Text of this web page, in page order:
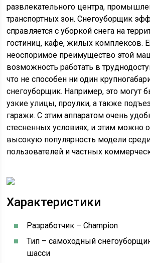
развлекательного центра,
транспортных зон. Снегоуборщик
справляется с уборкой снега на
гостиниц, кафе, жилых комплексов.
неоспоримое преимущество этой
возможность работать в
что не способен ни один
снегоуборщик. Например, это могут
узкие улицы, проулки, а также
гаражи. С этим аппаратом очень
стесненных условиях, и этим можно
высокую популярность модели
пользователей и частных
Характеристики
Разработчик – Champion
Тип – самоходный
шасси